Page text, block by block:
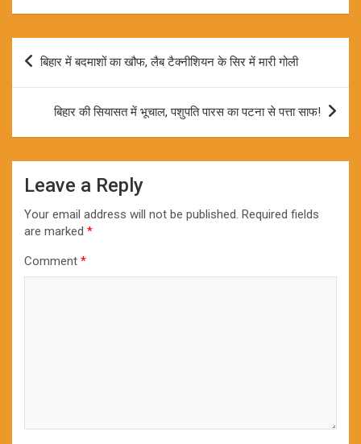
Post
navigation
बिहार में बदमाशों का खौफ, लैब टैक्नीशियन के सिर में मारी गोली
बिहार की सियासत में भूचाल, पशुपति पारस का पटना से पत्ता साफ!
Leave a Reply
Your email address will not be published. Required fields
are marked *
Comment *